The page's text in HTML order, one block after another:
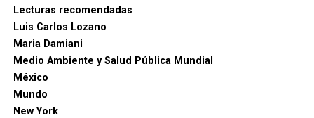
Lecturas recomendadas
Luis Carlos Lozano
Maria Damiani
Medio Ambiente y Salud Pública Mundial
México
Mundo
New York